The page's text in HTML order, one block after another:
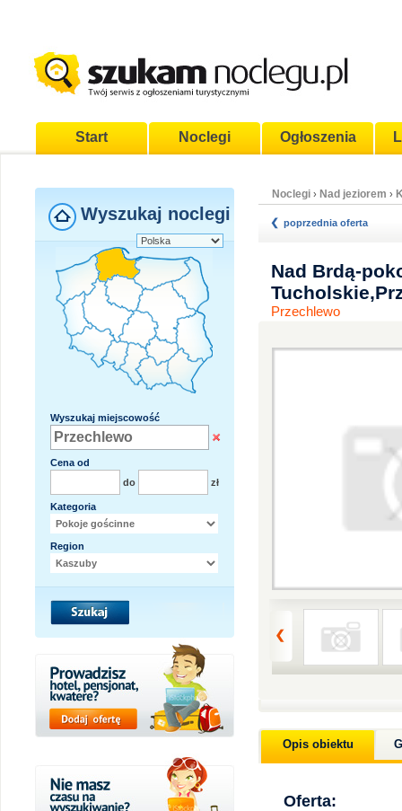
Start Noclegi Ogłoszenia
Wyszukaj noclegi
Wyszukaj miejscowość
Cena od
do
zł
Kategoria
Region
Noclegi › Nad jeziorem ›
poprzednia oferta
Nad Brdą-
Przechlewo
Opis obiektu
Oferta: